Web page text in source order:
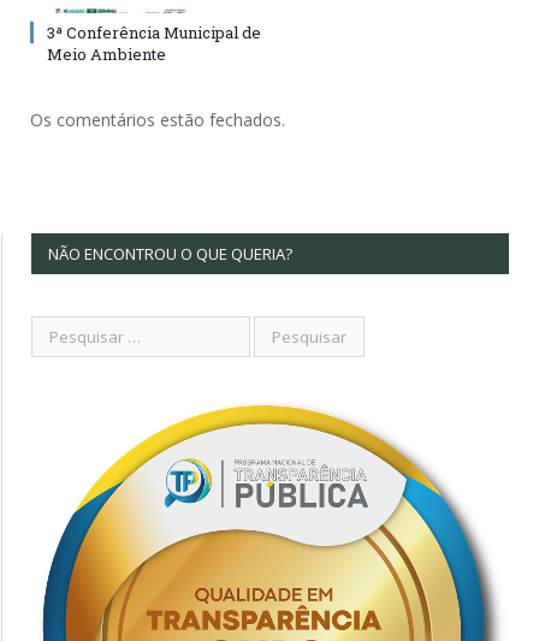
3ª Conferência Municipal de
Meio Ambiente
Os comentários estão fechados.
NÃO ENCONTROU O QUE QUERIA?